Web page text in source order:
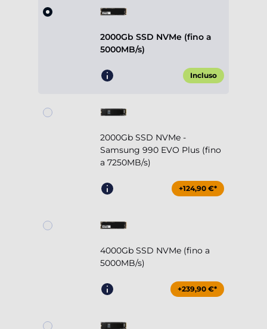
2000Gb SSD NVMe (fino a
5000MB/s)
Incluso
2000Gb SSD NVMe -
Samsung 990 EVO Plus (fino
a 7250MB/s)
+124,90 €*
4000Gb SSD NVMe (fino a
5000MB/s)
+239,90 €*